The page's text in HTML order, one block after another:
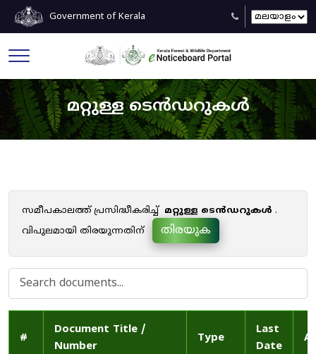
Government of Kerala
മറ്റുള്ള ടെൻഡറുകൾ
സമീപകാലത്ത് പ്രസിദ്ധീകരിച്ച് മറ്റുള്ള ടെൻഡറുകൾ .
വിപുലമായി തിരയുന്നതിന്
തിരയുക
#
Document Title /
Number
Type
Last
Date